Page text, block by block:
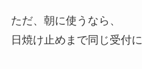
ただ、朝に使うなら、
日焼け止めまで同じ受付